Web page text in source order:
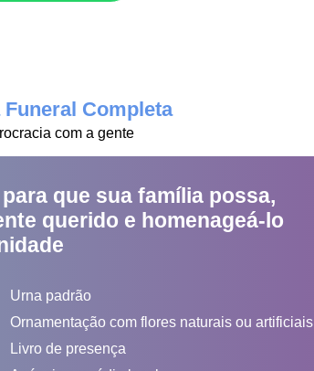
Completa
com a gente
que sua família possa,
querido e homenageá-lo
Urna padrão
Ornamentação com flores naturais ou artificiais
Livro de presença